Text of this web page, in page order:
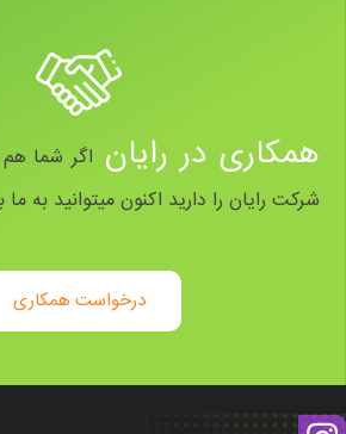
همکاری در رایان اگر شما
شرکت رایان را دارید اکنون میتوانید به ما
درخواست همکاری